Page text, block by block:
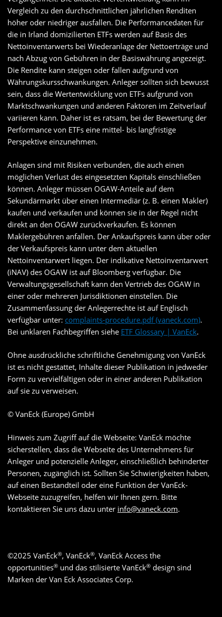
Vergleich zu den durchschnittlichen jährlichen Renditen
höher oder niedriger ausfallen. Die Performancedaten für
die in Irland domizilierten ETFs werden auf Basis des
Nettoinventarwerts bei Wiederanlage der Nettoerträge und
nach Abzug von Gebühren in der Basiswährung angezeigt.
Die Rendite kann steigen oder fallen aufgrund von
Währungskursschwankungen. Anleger sollten sich bewusst
sein, dass die Wertentwicklung von ETFs aufgrund von
Marktschwankungen und anderen Faktoren im Zeitverlauf
variieren kann. Daher ist es ratsam, bei der Bewertung der
Performance von ETFs eine mittel- bis langfristige
Perspektive einzunehmen.
Anlagen sind mit Risiken verbunden, die auch einen
möglichen Verlust des eingesetzten Kapitals einschließen
können. Anleger müssen OGAW-Anteile auf dem
Sekundärmarkt über einen Intermediär (z. B. einen Makler)
kaufen und verkaufen und können sie in der Regel nicht
direkt an den OGAW zurückverkaufen. Es können
Maklergebühren anfallen. Der Ankaufspreis kann über oder
der Verkaufspreis kann unter dem aktuellen
Nettoinventarwert liegen. Der indikative Nettoinventarwert
(iNAV) des OGAW ist auf Bloomberg verfügbar. Die
Verwaltungsgesellschaft kann den Vertrieb des OGAW in
einer oder mehreren Jurisdiktionen einstellen. Die
Zusammenfassung der Anlegerrechte ist auf Englisch
verfügbar unter: complaints-procedure.pdf (vaneck.com).
Bei unklaren Fachbegriffen siehe ETF Glossary | VanEck.
Ohne ausdrückliche schriftliche Genehmigung von VanEck
ist es nicht gestattet, Inhalte dieser Publikation in jedweder
Form zu vervielfältigen oder in einer anderen Publikation
auf sie zu verweisen.
© VanEck (Europe) GmbH
Hinweis zum Zugriff auf die Webseite: VanEck möchte
sicherstellen, dass die Webseite des Unternehmens für
Anleger und potenzielle Anleger, einschließlich behinderter
Personen, zugänglich ist. Sollten Sie Schwierigkeiten haben,
auf einen Bestandteil oder eine Funktion der VanEck-
Webseite zuzugreifen, helfen wir Ihnen gern. Bitte
kontaktieren Sie uns dazu unter info@vaneck.com.
©2025 VanEck®, VanEck®, VanEck Access the
opportunities® und das stilisierte VanEck® design sind
Marken der Van Eck Associates Corp.